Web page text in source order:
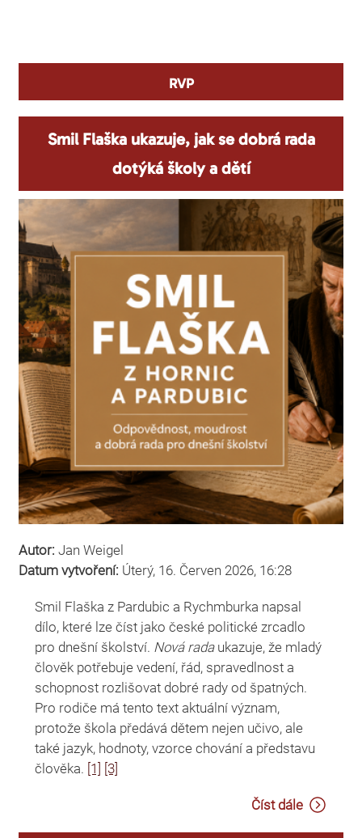
RVP
Smil Flaška ukazuje, jak se dobrá rada
dotýká školy a dětí
Autor: Jan Weigel
Datum vytvoření: Úterý, 16. Červen 2026, 16:28
Smil Flaška z Pardubic a Rychmburka napsal
dílo, které lze číst jako české politické zrcadlo
pro dnešní školství. Nová radaukazuje, že mladý
člověk potřebuje vedení, řád, spravedlnost a
schopnost rozlišovat dobré rady od špatných.
Pro rodiče má tento text aktuální význam,
protože škola předává dětem nejen učivo, ale
také jazyk, hodnoty, vzorce chování a představu
člověka. [1] [3]
Číst dále